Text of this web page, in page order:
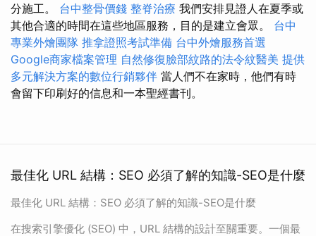
分施工。 台中整骨價錢 整脊治療 我們安排見證人在夏季或
其他合適的時間在這些地區服務，目的是建立會眾。 台中
專業外燴團隊 推拿證照考試準備 台中外燴服務首選
Google商家檔案管理 自然修復臉部紋路的法令紋醫美 提供
多元解決方案的數位行銷夥伴 當人們不在家時，他們有時
會留下印刷好的信息和一本聖經書刊。
最佳化 URL 結構：SEO 必須了解的知識-SEO是什麼
最佳化 URL 結構：SEO 必須了解的知識-SEO是什麼
在搜索引擎優化 (SEO) 中，URL 結構的設計至關重要。一個最